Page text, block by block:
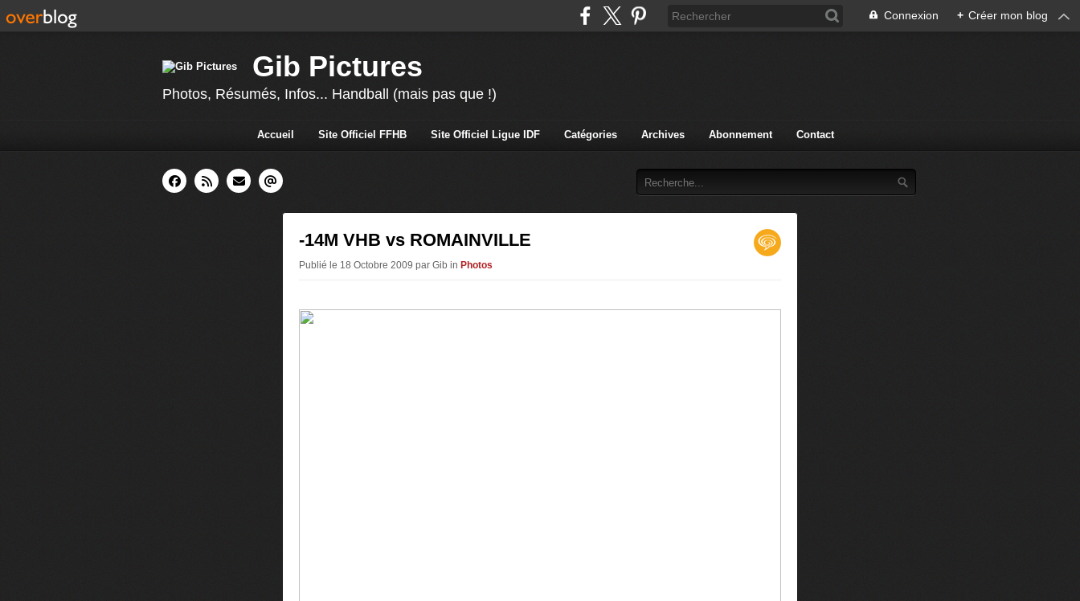
Connexion + Créer mon blog
Gib Pictures
Photos, Résumés, Infos... Handball (mais pas que !)
Accueil Site Officiel FFHB Site Officiel Ligue IDF Catégories Archives Abonnement Contact
-14M VHB vs ROMAINVILLE
Publié le 18 Octobre 2009 par Gib in Photos